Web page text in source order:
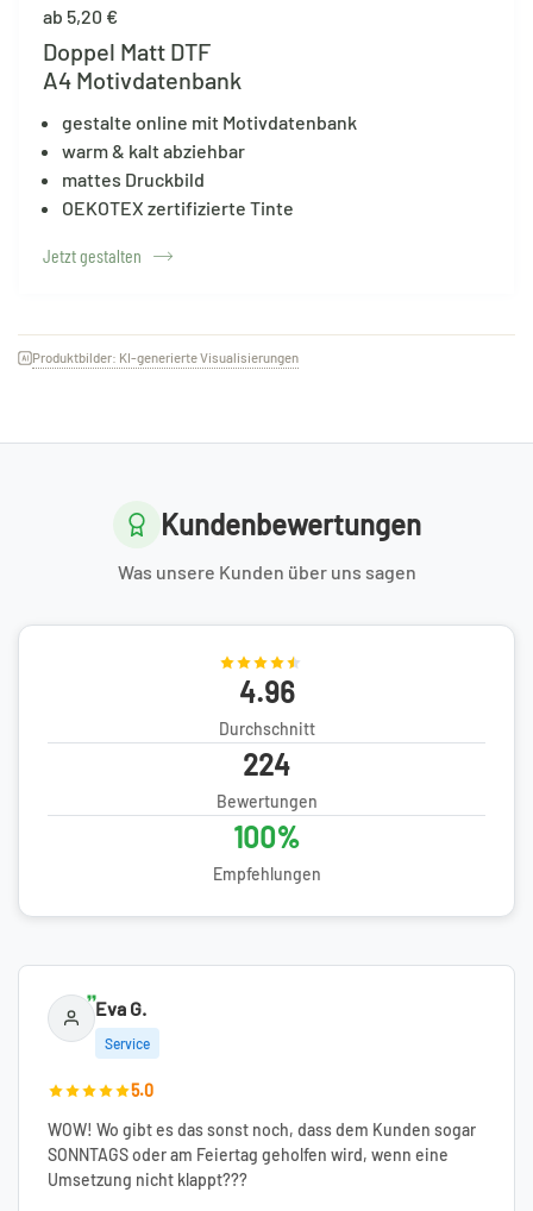
ab 5,20 €
Doppel Matt DTF
A4 Motivdatenbank
gestalte online mit Motivdatenbank
warm & kalt abziehbar
mattes Druckbild
OEKOTEX zertifizierte Tinte
Jetzt gestalten
Produktbilder: KI-generierte Visualisierungen
Kundenbewertungen
Was unsere Kunden über uns sagen
4.96
Durchschnitt
224
Bewertungen
100%
Empfehlungen
Eva G.
Service
5.0
WOW! Wo gibt es das sonst noch, dass dem Kunden sogar
SONNTAGS oder am Feiertag geholfen wird, wenn eine
Umsetzung nicht klappt???